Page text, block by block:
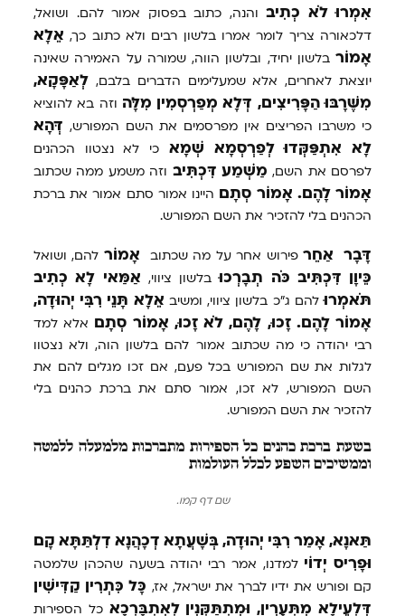
אִמְרוּ לֹא כְתִיב והנה, כתוב בפסוק אמור להם. ושואל,
דלכאורה צריך לומר אמרו בלשון רבים ולא כתוב כך, אֵלָא
אָמוֹר בלשון יחיד, ובלשון הווה, שמורה על האמירה שאינה
יוצאת לאחרים, אלא שמעלימים הדברים בלבם, לְאַפָּקָא,
מִשֶּׁרָבּוּ הַפָּרִיצִים, דְּלָא מְפַרְסְמִין מִלָּה וזה בא להוציא
כי משרבו הפריצים אין מפרסמים את השם המפורש, דְּהָא
לָא אִתְפַּקְּדוּ לְפַרְסְמָא שְׁמָא כי לא נצטוו הכהנים
לפרסם את השם, מַשְׁמַע דִּכְתִּיב וזה משמע ממה שכתוב
אָמוֹר לָהֶם. אָמוֹר סְתָם היינו אמור סתם אמור את ברכת
הכהנים בלי להזכיר את השם המפורש.
דָּבָר אַחֵרפירוש אחר על מה שכתוב אָמוֹר להם, ושואל
כֵּיוָן דִּכְתִּיב כֹּה תְבָרְכוּבלשון ציווי, אַמַּאי לָא כְתִיב
תֹּאמְרוּלהם ג"כ בלשון ציווי, ומשיב אֵלָא תָּנֵי רִבִּי יְהוּדָה,
אָמוֹר לָהֶם. זָכוּ, לָהֶם, לֹא זָכוּ, אָמוֹר סְתָם אלא למד
רבי יהודה כי מה שכתוב אמור להם בלשון הוה, ולא נצטוו
לגלות את שם המפורש בכל פעם, אם זכו מגלים להם את
השם המפורש, לא זכו, אמור סתם את ברכת כהנים בלי
להזכיר את השם המפורש.
בשעת ברכת כהנים כל הספירות מתברכות מלמעלה ללמטה
וממשיכים השפע לכלל העולמות
שם דף קמו.
תַּאנָא, אָמַר רִבִּי יְהוּדָה,בְּשָׁעֲתָא דְכָהֲנָא דִלְתַּתָּא קָם
וּפָרִיס יְדוֹי למדנו, אמר רבי יהודה בשעה שהכהן שלמטה
קם ופורש את ידיו לברך את ישראל, אז, כָּל כִּתְרִין קַדִּישִׁין
דִּלְעֵילָא מִתְּעָרִין, וּמִתְתַּקְּנִין לְאִתְבָּרְכָא כל הספירות